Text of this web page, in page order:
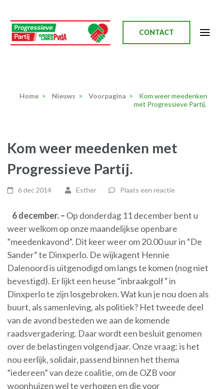
naar
inhoud
(Druk
CONTACT
Home > Nieuws > Voorpagina >
Kom weer meedenken
met Progressieve Partij.
Kom weer meedenken met
Progressieve Partij.
6 dec 2014 Esther Plaats een reactie
6 december. – Op donderdag 11 december bent u
weer welkom op onze maandelijkse openbare
“meedenkavond”. Dit keer weer om 20.00 uur in “De
Sander” te Dinxperlo. De wijkagent Hennie
Dalenoord is uitgenodigd om langs te komen (nog niet
bevestigd). Er lijkt een heuse “inbraakgolf” in
Dinxperlo te zijn losgebroken. Wat kun je nou doen als
buurt, als samenleving, als politiek? Het tweede deel
van de avond besteden we aan de komende
raadsvergadering. Daar wordt een besluit genomen
over de belastingen volgend jaar. Onze vraag: is het
nou eerlijk, solidair, passend binnen het thema
“iedereen” van deze coalitie, om de OZB voor
woonhuizen wel te verhogen en die voor